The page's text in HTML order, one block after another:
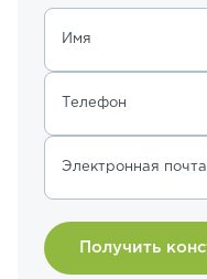
Имя
Телефон
Электронная почта